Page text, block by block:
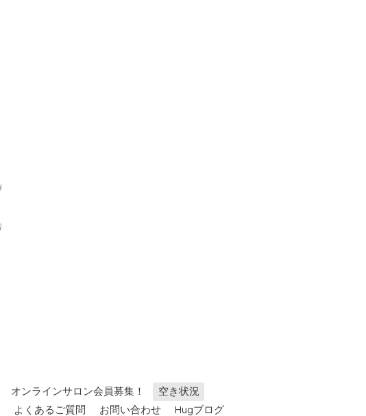
オンラインサロン会員募集！
空き状況
よくあるご質問 お問い合わせ
Hugブログ